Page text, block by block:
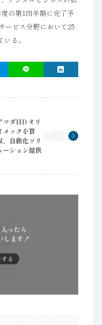
の第1四半期に完了予
ービス分野において25
る。
マダHD オリ
メックを買
、自動化ソリ
ーション提供
ったら
します！
る